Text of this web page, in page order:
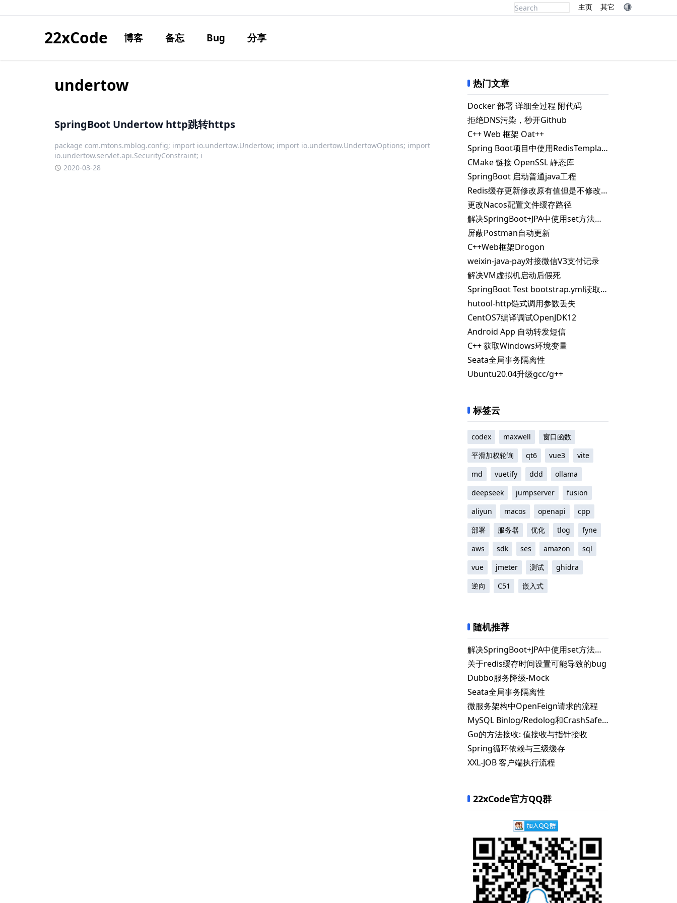
主页 其它
22xCode 博客 备忘 Bug 分享
undertow
SpringBoot Undertow http跳转https
package com.mtons.mblog.config; import io.undertow.Undertow; import io.undertow.UndertowOptions; import
io.undertow.servlet.api.SecurityConstraint; i
2020-03-28
热门文章
Docker 部署 详细全过程 附代码
拒绝DNS污染，秒开Github
C++ Web 框架 Oat++
Spring Boot项目中使用RedisTemplate.delete() 删除指定key失败的解决办法
CMake 链接 OpenSSL 静态库
SpringBoot 启动普通java工程
Redis缓存更新修改原有值但是不修改失效时间
更改Nacos配置文件缓存路径
解决SpringBoot+JPA中使用set方法时自动更新数据库问题
屏蔽Postman自动更新
C++Web框架Drogon
weixin-java-pay对接微信V3支付记录
解决VM虚拟机启动后假死
SpringBoot Test bootstrap.yml读取不到指定配置
hutool-http链式调用参数丢失
CentOS7编译调试OpenJDK12
Android App 自动转发短信
C++ 获取Windows环境变量
Seata全局事务隔离性
Ubuntu20.04升级gcc/g++
标签云
codex maxwell
窗口函数
平滑加权轮询
qt6 vue3
vite
md
vuetify ddd
ollama
deepseek
jumpserver
fusion
aliyun
macos openapi
cpp
部署
服务器 优化 tlog
fyne
aws
sdk ses amazon
sql
vue
jmeter 测试
ghidra
逆向
C51 嵌入式
随机推荐
解决SpringBoot+JPA中使用set方法时自动更新数据库问题
关于redis缓存时间设置可能导致的bug
Dubbo服务降级-Mock
Seata全局事务隔离性
微服务架构中OpenFeign请求的流程
MySQL Binlog/Redolog和CrashSafe机制
Go的方法接收: 值接收与指针接收
Spring循环依赖与三级缓存
XXL-JOB 客户端执行流程
22xCode官方QQ群